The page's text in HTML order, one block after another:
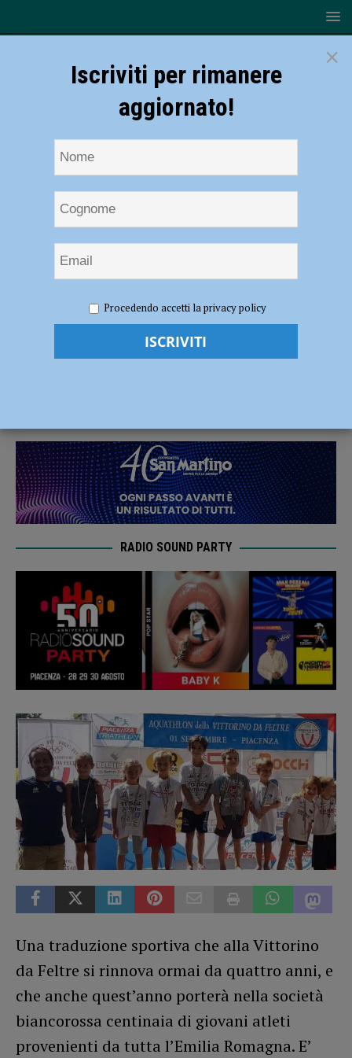
Feltre il campionato regionale giovanile
Aquathlon – Domenica alla Vittorino da
RADIO SOUND PARTY
Una traduzione sportiva che alla Vittorino
da Feltre si rinnova ormai da quattro anni, e
che anche quest’anno porterà nella società
biancorossa centinaia di giovani atleti
provenienti da tutta l’Emilia Romagna. E’
×
Iscriviti per rimanere
aggiornato!
Procedendo accetti la privacy policy